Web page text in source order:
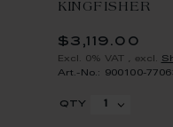
KINGFISHER
$3,119.00
Excl. 0% VAT excl.
Art.-No.: 900100-
qty